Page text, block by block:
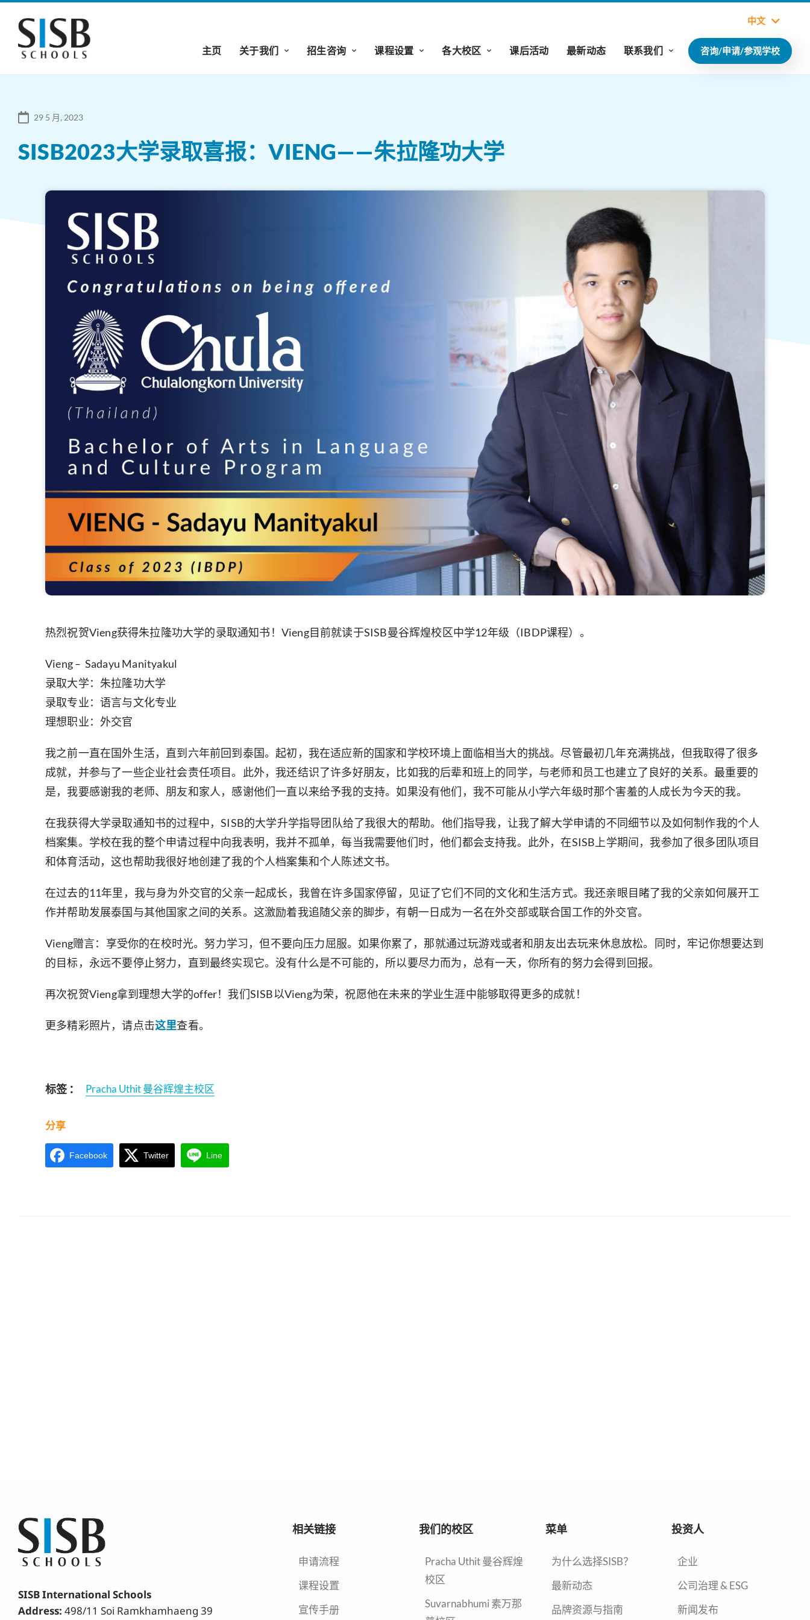
中文
主页 关于我们 招生咨询 课程设置 各大校区 课后活动 最新动态 联系我们 咨询/申请/参观学校
29 5 月, 2023
SISB2023大学录取喜报：VIENG——朱拉隆功大学
热烈祝贺Vieng获得朱拉隆功大学的录取通知书！Vieng目前就读于SISB曼谷辉煌校区中学12年级（IBDP课程）。
Vieng – Sadayu Manityakul
录取大学：朱拉隆功大学
录取专业：语言与文化专业
理想职业：外交官
我之前一直在国外生活，直到六年前回到泰国。起初，我在适应新的国家和学校环境上面临相当大的挑战。尽管最初几年充满挑战，但我取得了很多
成就，并参与了一些企业社会责任项目。此外，我还结识了许多好朋友，比如我的后辈和班上的同学，与老师和员工也建立了良好的关系。最重要的
是，我要感谢我的老师、朋友和家人，感谢他们一直以来给予我的支持。如果没有他们，我不可能从小学六年级时那个害羞的人成长为今天的我。
在我获得大学录取通知书的过程中，SISB的大学升学指导团队给了我很大的帮助。他们指导我，让我了解大学申请的不同细节以及如何制作我的个人
档案集。学校在我的整个申请过程中向我表明，我并不孤单，每当我需要他们时，他们都会支持我。此外，在SISB上学期间，我参加了很多团队项目
和体育活动，这也帮助我很好地创建了我的个人档案集和个人陈述文书。
在过去的11年里，我与身为外交官的父亲一起成长，我曾在许多国家停留，见证了它们不同的文化和生活方式。我还亲眼目睹了我的父亲如何展开工
作并帮助发展泰国与其他国家之间的关系。这激励着我追随父亲的脚步，有朝一日成为一名在外交部或联合国工作的外交官。
Vieng赠言：享受你的在校时光。努力学习，但不要向压力屈服。如果你累了，那就通过玩游戏或者和朋友出去玩来休息放松。同时，牢记你想要达到
的目标，永远不要停止努力，直到最终实现它。没有什么是不可能的，所以要尽力而为，总有一天，你所有的努力会得到回报。
再次祝贺Vieng拿到理想大学的offer！我们SISB以Vieng为荣，祝愿他在未来的学业生涯中能够取得更多的成就！
更多精彩照片，请点击这里查看。
标签 ： Pracha Uthit 曼谷辉煌主校区
分享
Facebook Twitter Line
SISB International Schools
Address:498/11 Soi Ramkhamhaeng 39
相关链接
申请流程
课程设置
宣传手册
我们的校区
Pracha Uthit 曼谷辉煌
校区
Suvarnabhumi 素万那
菜单
为什么选择SISB？
最新动态
品牌资源与指南
投资人
企业
公司治理 & ESG
新闻发布